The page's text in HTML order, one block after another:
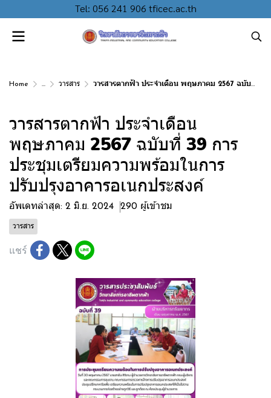
Tel: 056 241 906 tficec.ac.th
Home ... วารสาร วารสารตากฟ้า ประจำเดือน พฤษภาคม 2567 ฉบับที่ 39 การประชุมเตรียมความพร้อมในการปรับปรุงอาคารอเนกประสงค์
วารสารตากฟ้า ประจำเดือน
พฤษภาคม 2567 ฉบับที่ 39 การ
ประชุมเตรียมความพร้อมในการ
ปรับปรุงอาคารอเนกประสงค์
อัพเดทล่าสุด: 2 มิ.ย. 2024 290 ผู้เข้าชม
วารสาร
แชร์